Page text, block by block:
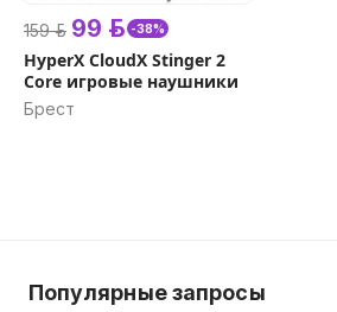
159 р. 99 р. -38%
HyperX CloudX Stinger 2
Core игровые наушники
Брест
Популярные запросы